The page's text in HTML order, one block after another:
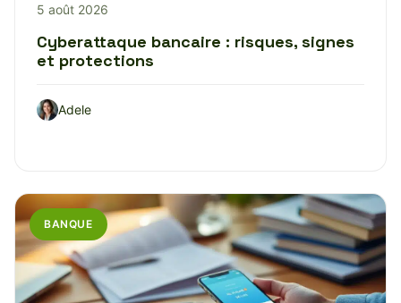
5 août 2026
Cyberattaque bancaire : risques, signes
et protections
Adele
BANQUE